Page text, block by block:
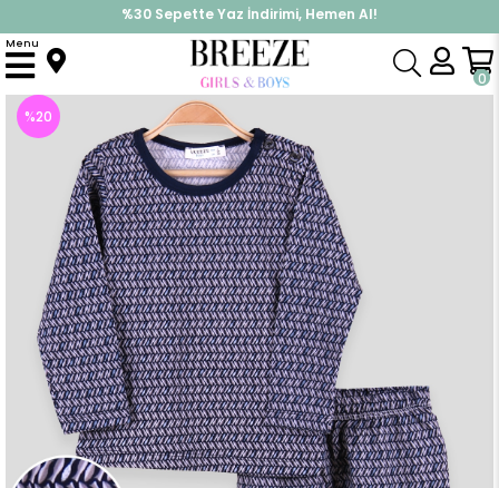
%30 Sepette Yaz İndirimi, Hemen Al!
İndirimlere ek %10 İndirimi Kap, Hemen Üye Ol!
0
Menu
Anasayfa Pijama & İç Giyim ERKEK Pijama Takımı
%20